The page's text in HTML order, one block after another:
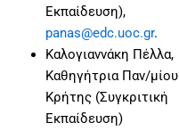
Εκπαίδευση),
panas@edc.uoc.gr.
Καλογιαννάκη Πέλλα,
Καθηγήτρια Παν/μίου
Κρήτης (Συγκριτική
Εκπαίδευση)